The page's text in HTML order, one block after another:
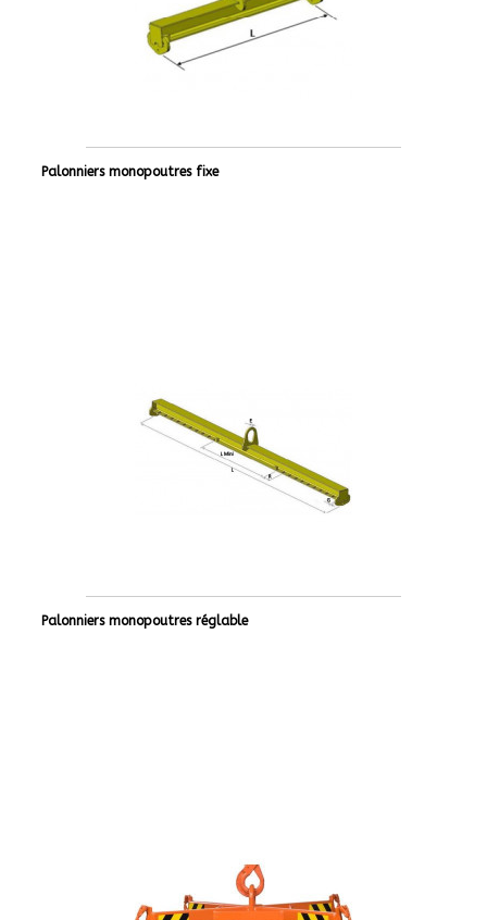
Palonniers monopoutres fixe
Palonniers monopoutres réglable